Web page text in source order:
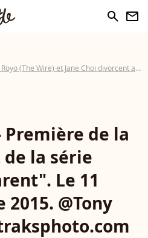
search newsletter
(The Wire) et Jane Choi divorcent après vingt-deux ans de mariage
Première de la
de la série
Le 11
@Tony